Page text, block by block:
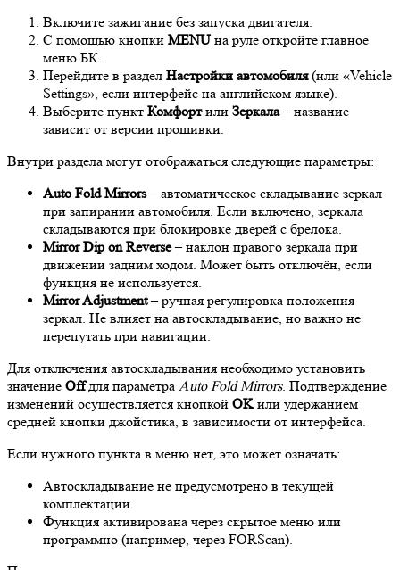
Включите зажигание без запуска двигателя.
С помощью кнопки MENU на руле откройте главное
меню БК.
Перейдите в раздел Настройки автомобиля(или «Vehicle
Settings», если интерфейс на английском языке).
Выберите пункт Комфортили Зеркала– название
зависит от версии прошивки.
Внутри раздела могут отображаться следующие параметры:
Auto Fold Mirrors– автоматическое складывание зеркал
при запирании автомобиля. Если включено, зеркала
складываются при блокировке дверей с брелока.
Mirror Dip on Reverse– наклон правого зеркала при
движении задним ходом. Может быть отключён, если
функция не используется.
Mirror Adjustment– ручная регулировка положения
зеркал. Не влияет на автоскладывание, но важно не
перепутать при навигации.
Для отключения автоскладывания необходимо установить
значение Offдля параметра Auto Fold Mirrors. Подтверждение
изменений осуществляется кнопкой OKили удержанием
средней кнопки джойстика, в зависимости от интерфейса.
Если нужного пункта в меню нет, это может означать:
Автоскладывание не предусмотрено в текущей
комплектации.
Функция активирована через скрытое меню или
программно (например, через FORScan).